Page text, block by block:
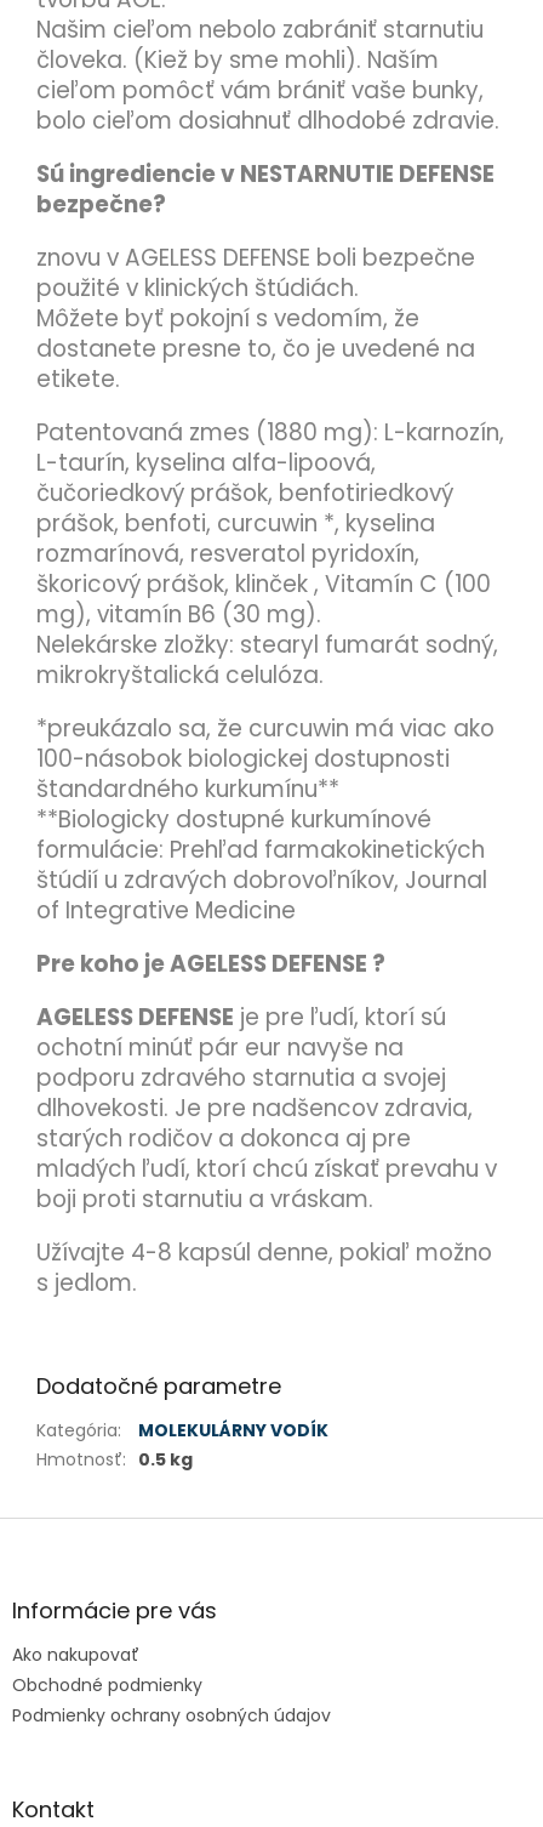
Našim cieľom nebolo zabrániť starnutiu
človeka. (Kiež by sme mohli). Naším
cieľom pomôcť vám brániť vaše bunky,
bolo cieľom dosiahnuť dlhodobé zdravie.
Sú ingredienciev NESTARNUTIE DEFENSE
bezpečne?
znovu v AGELESS DEFENSE boli bezpečne
použité v klinických štúdiách.
Môžete byť pokojní s vedomím, že
dostanete presne to, čo je uvedené na
etikete.
Patentovaná zmes (1880 mg): L-karnozín,
L-taurín, kyselina alfa-lipoová,
čučoriedkový prášok, benfotiriedkový
prášok, benfoti, curcuwin *, kyselina
rozmarínová, resveratol pyridoxín,
škoricový prášok, klinček , Vitamín C (100
mg), vitamín B6 (30 mg).
Nelekárske zložky: stearyl fumarát sodný,
mikrokryštalická celulóza.
*preukázalo sa, že curcuwin má viac ako
100-násobok biologickej dostupnosti
štandardného kurkumínu**
**Biologicky dostupné kurkumínové
formulácie: Prehľad farmakokinetických
štúdií u zdravých dobrovoľníkov, Journal
of Integrative Medicine
Pre koho jeAGELESS DEFENSE ?
AGELESS DEFENSE je pre ľudí, ktorí sú
ochotní minúť pár eur navyše na
podporu zdravého starnutia a svojej
dlhovekosti. Je pre nadšencov zdravia,
starých rodičov a dokonca aj pre
mladých ľudí, ktorí chcú získať prevahu v
boji proti starnutiu a vráskam.
Užívajte 4-8 kapsúl denne, pokiaľ možno
s jedlom.
Dodatočné parametre
Kategória:
MOLEKULÁRNY VODÍK
Hmotnosť: 0.5 kg
Z
ä
e
Informácie pre vás
Ako nakupovať
Obchodné podmienky
Podmienky ochrany osobných údajov
Kontakt